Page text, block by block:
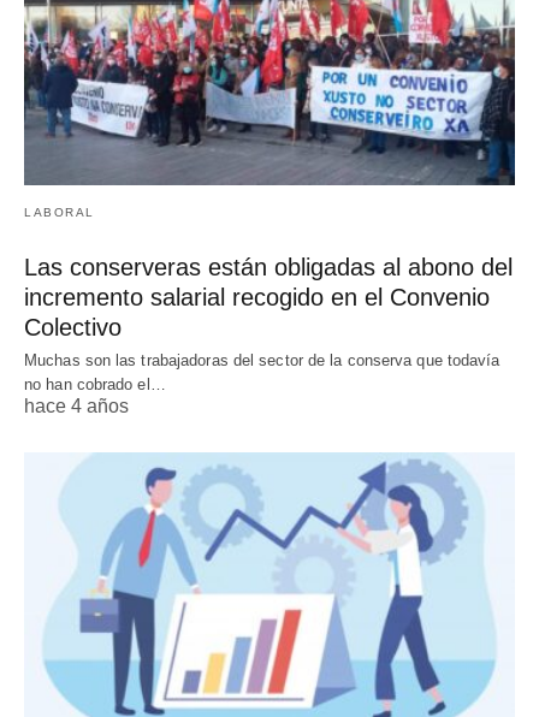
LABORAL
Las conserveras están obligadas al abono del
incremento salarial recogido en el Convenio
Colectivo
Muchas son las trabajadoras del sector de la conserva que todavía
no han cobrado el…
hace 4 años